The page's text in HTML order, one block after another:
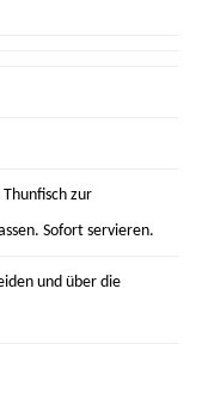
zur
Sofort servieren.
und über die